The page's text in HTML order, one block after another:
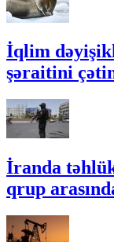
İqlim
şəraitini
İranda
qrup